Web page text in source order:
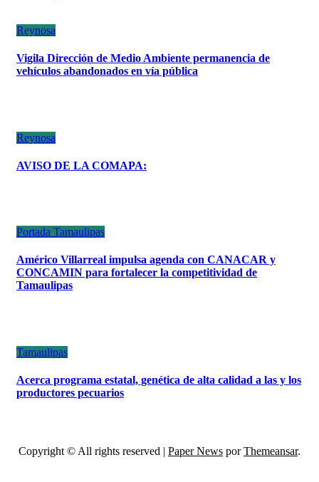
Reynosa
Vigila Dirección de Medio Ambiente permanencia de
vehículos abandonados en vía pública
Reynosa
AVISO DE LA COMAPA:
Portada Tamaulipas
Américo Villarreal impulsa agenda con CANACAR y
CONCAMIN para fortalecer la competitividad de
Tamaulipas
Tamaulipas
Acerca programa estatal, genética de alta calidad a las y los
productores pecuarios
Copyright © All rights reserved | Paper News porThemeansar.